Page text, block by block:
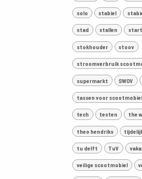
solo stabiel
stad stallen
stokhouder stoov
stroomverbruik
supermarkt SWOV
tassen voor scootmobiel
tech testen the
theo hendriks
tu delft TuV
veilige scootmobiel